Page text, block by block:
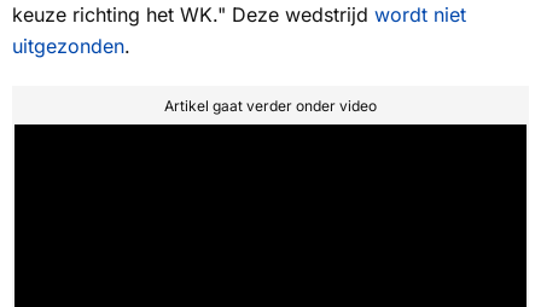
keuze richting het WK." Deze wedstrijd wordt niet
uitgezonden.
Artikel gaat verder onder video